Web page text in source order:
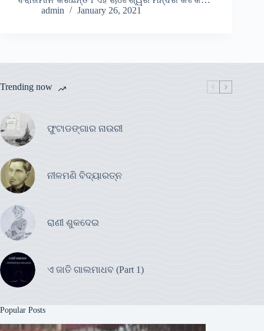
admin
January 26, 2021
Trending now
ଫୁଟାଡଙ୍ଗାର ନାଉରୀ
ନୀଳମଣି ବିଦ୍ୟାରତ୍ନ
ରାଣୀ ଶୁକଦେଇ
ଏ ଜାତି ଗାଲମାଧବ (Part 1)
Popular Posts